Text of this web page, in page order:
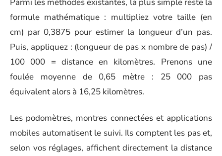
formule mathématique : multipliez votre taille (en
cm) par 0,3875 pour estimer la longueur d’un pas.
Puis, appliquez : (longueur de pas x nombre de pas) /
100 000 = distance en kilomètres. Prenons une
foulée moyenne de 0,65 mètre : 25 000 pas
équivalent alors à 16,25 kilomètres.
Les podomètres, montres connectées et applications
mobiles automatisent le suivi. Ils comptent les pas et,
selon vos réglages, affichent directement la distance